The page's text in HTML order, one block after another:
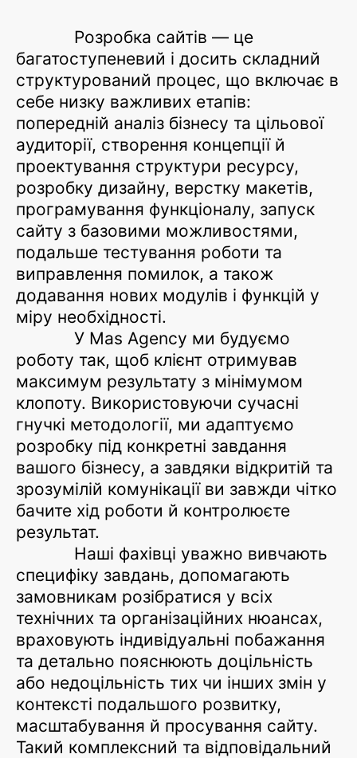
Розробка сайтів — це
багатоступеневий і досить складний
структурований процес, що включає в
себе низку важливих етапів:
попередній аналіз бізнесу та цільової
аудиторії, створення концепції й
проектування структури ресурсу,
розробку дизайну, верстку макетів,
програмування функціоналу, запуск
сайту з базовими можливостями,
подальше тестування роботи та
виправлення помилок, а також
додавання нових модулів і функцій у
міру необхідності.
У Mas Agency ми будуємо
роботу так, щоб клієнт отримував
максимум результату з мінімумом
клопоту. Використовуючи сучасні
гнучкі методології, ми адаптуємо
розробку під конкретні завдання
вашого бізнесу, а завдяки відкритій та
зрозумілій комунікації ви завжди чітко
бачите хід роботи й контролюєте
результат.
Наші фахівці уважно вивчають
специфіку завдань, допомагають
замовникам розібратися у всіх
технічних та організаційних нюансах,
враховують індивідуальні побажання
та детально пояснюють доцільність
або недоцільність тих чи інших змін у
контексті подальшого розвитку,
масштабування й просування сайту.
Такий комплексний та відповідальний